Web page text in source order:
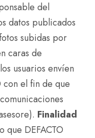
del
datos publicados
subidas por
caras de
usuarios envíen
con el fin de que
Finalidad
que DEFACTO